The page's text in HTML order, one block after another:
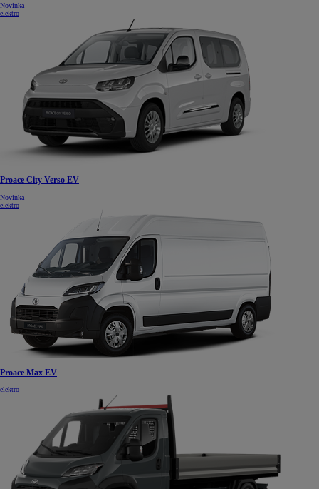
Novinka
elektro
Proace City Verso EV
Novinka
elektro
Proace Max EV
elektro